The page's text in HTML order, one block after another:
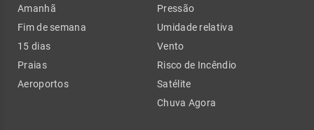
Amanhã
Fim de semana
15 dias
Praias
Aeroportos
Pressão
Umidade relativa
Vento
Risco de Incêndio
Satélite
Chuva Agora